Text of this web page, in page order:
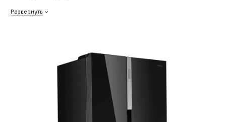
Развернуть